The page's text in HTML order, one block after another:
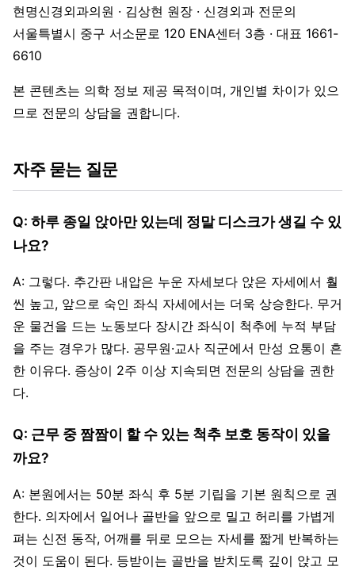
현명신경외과의원 · 김상현 원장 · 신경외과 전문의
서울특별시 중구 서소문로 120 ENA센터 3층 · 대표 1661-
6610
본 콘텐츠는 의학 정보 제공 목적이며, 개인별 차이가 있으
므로 전문의 상담을 권합니다.
자주 묻는 질문
Q: 하루 종일 앉아만 있는데 정말 디스크가 생길 수 있
나요?
A: 그렇다. 추간판 내압은 누운 자세보다 앉은 자세에서 훨
씬 높고, 앞으로 숙인 좌식 자세에서는 더욱 상승한다. 무거
운 물건을 드는 노동보다 장시간 좌식이 척추에 누적 부담
을 주는 경우가 많다. 공무원·교사 직군에서 만성 요통이 흔
한 이유다. 증상이 2주 이상 지속되면 전문의 상담을 권한
다.
Q: 근무 중 짬짬이 할 수 있는 척추 보호 동작이 있을
까요?
A: 본원에서는 50분 좌식 후 5분 기립을 기본 원칙으로 권
한다. 의자에서 일어나 골반을 앞으로 밀고 허리를 가볍게
펴는 신전 동작, 어깨를 뒤로 모으는 자세를 짧게 반복하는
것이 도움이 된다. 등받이는 골반을 받치도록 깊이 앉고 모